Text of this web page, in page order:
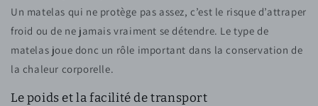
Un matelas qui ne protège pas assez, c’est le risque d’attraper
froid ou de ne jamais vraiment se détendre. Le type de
matelas joue donc un rôle important dans la conservation de
la chaleur corporelle.
Le poids et la facilité de transport